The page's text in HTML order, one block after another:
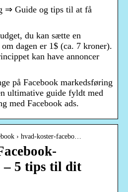
⇒ Guide og tips til at få
du kan sætte en
dagen er 1$ (ca. 7 kroner).
kan have annoncer
på Facebook markedsføring
ultimative guide fyldt med
med Facebook ads.
› hvad-koster-facebo…
– 5 tips til dit